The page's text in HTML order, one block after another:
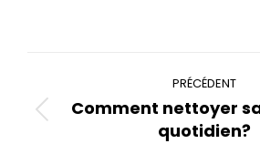
article
PRÉCÉDENT
Article
Comment nettoyer
quotidien?